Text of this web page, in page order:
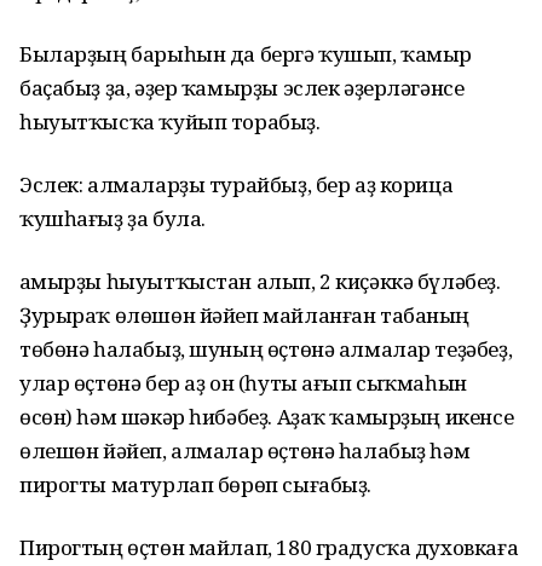
Быларҙың барыһын да бергә ҡушып, ҡамыр
баҫабыҙ ҙа, әҙер ҡамырҙы эслек әҙерләгәнсе
һыуытҡысҡа ҡуйып торабыҙ.
Эслек: алмаларҙы турайбыҙ, бер аҙ корица
ҡушһағыҙ ҙа була.
Ҡамырҙы һыуытҡыстан алып, 2 киҫәккә бүләбеҙ.
Ҙурыраҡ өлөшөн йәйеп майланған табаның
төбөнә һалабыҙ, шуның өҫтөнә алмалар теҙәбеҙ,
улар өҫтөнә бер аҙ он (һуты ағып сыҡмаһын
өсөн) һәм шәкәр һибәбеҙ. Аҙаҡ ҡамырҙың икенсе
өлешөн йәйеп, алмалар өҫтөнә һалабыҙ һәм
пирогты матурлап бөрөп сығабыҙ.
Пирогтың өҫтөн майлап, 180 градусҡа духовкаға